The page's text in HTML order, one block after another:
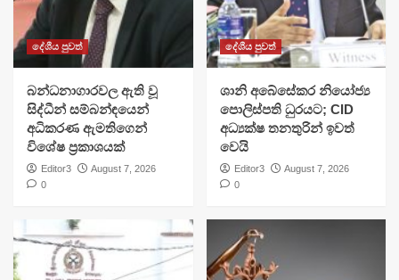
දේශීය පුවත්
බන්ධනාගාරවල ඇති වූ
සිද්ධීන් සම්බන්ඳයෙන්
අධිකරණ ඇමතිගෙන්
විශේෂ ප්‍රකාශයක්
Editor3
August 7, 2026
0
දේශීය පුවත්
ශානි අබේසේකර නියෝජ්‍ය
පොලිස්පති ධුරයට; CID
අධ්‍යක්ෂ තනතුරින් ඉවත්
වෙයි
Editor3
August 7, 2026
0